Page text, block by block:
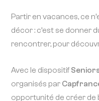
Partir en vacances, ce
décor : c’est se donner
rencontrer, pour
Avec le dispositif
organisés par
opportunité de créer de